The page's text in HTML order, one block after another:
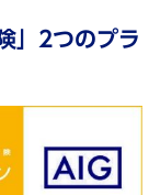
」2つのプラ